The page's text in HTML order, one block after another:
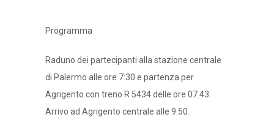
Programma
Raduno dei partecipanti alla stazione centrale
di Palermo alle ore 7:30 e partenza per
Agrigento con treno R 5434 delle ore 07.43.
Arrivo ad Agrigento centrale alle 9.50.